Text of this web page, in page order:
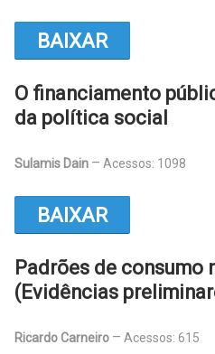
BAIXAR
O financiamento
da política social
Sulamis Dain Acessos: 1098
BAIXAR
Padrões de consumo
(Evidências
Ricardo Carneiro Acessos: 615